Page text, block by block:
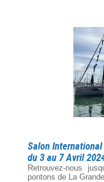
Salon
du 3 au 7 Avril
Retrouvez-nous
pontons de La